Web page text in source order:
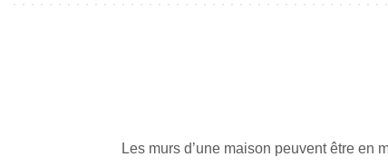
Les murs d’une maison peuvent être en